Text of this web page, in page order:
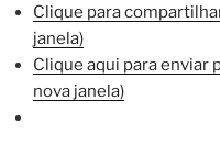
Clique para
janela)
Clique aqui para enviar
nova janela)